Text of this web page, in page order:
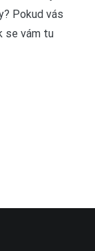
Pokud vás
se vám tu